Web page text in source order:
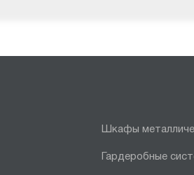
Шкафы
Гардеробные